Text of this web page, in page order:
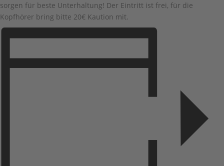
sorgen für beste Unterhaltung! Der Eintritt ist frei, für die
Kopfhörer bring bitte 20€ Kaution mit.